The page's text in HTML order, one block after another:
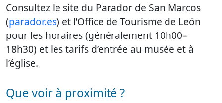
Consultez le site du Parador de San Marcos
(parador.es) et l’Office de Tourisme de León
pour les horaires (généralement 10h00–
18h30) et les tarifs d’entrée au musée et à
l’église.
Que voir à proximité ?